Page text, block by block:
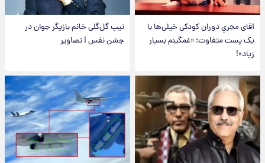
آقای مجریِ دوران کودکی خیلی‌ها با
یک پست متفاوت؛ «غمگینم بسیار
زیاد»!
تیپ گل‌گلی خانم بازیگر جوان در
جشن نفس | تصاویر